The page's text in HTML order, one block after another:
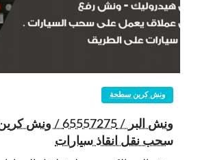
ونش كرين سطحة
ونش البر / 65557275
سحب نقل انقاذ سيارات